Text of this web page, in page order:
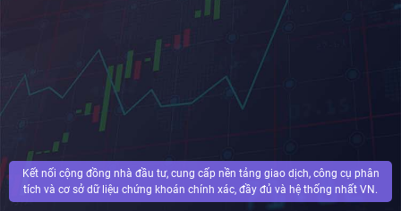
Kết nối cộng đồng nhà đầu tư, cung cấp nền tảng giao dịch, công cụ phân
tích và cơ sở dữ liệu chứng khoán chính xác, đầy đủ và hệ thống nhất VN.